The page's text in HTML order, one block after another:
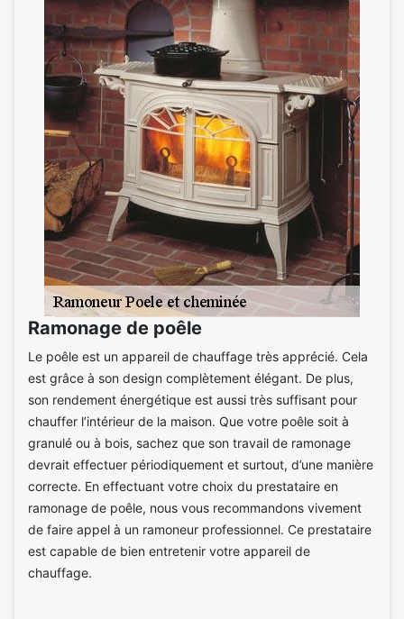
Ramonage de poêle
Le poêle est un appareil de chauffage très apprécié. Cela
est grâce à son design complètement élégant. De plus,
son rendement énergétique est aussi très suffisant pour
chauffer l’intérieur de la maison. Que votre poêle soit à
granulé ou à bois, sachez que son travail de ramonage
devrait effectuer périodiquement et surtout, d’une manière
correcte. En effectuant votre choix du prestataire en
ramonage de poêle, nous vous recommandons vivement
de faire appel à un ramoneur professionnel. Ce prestataire
est capable de bien entretenir votre appareil de
chauffage.